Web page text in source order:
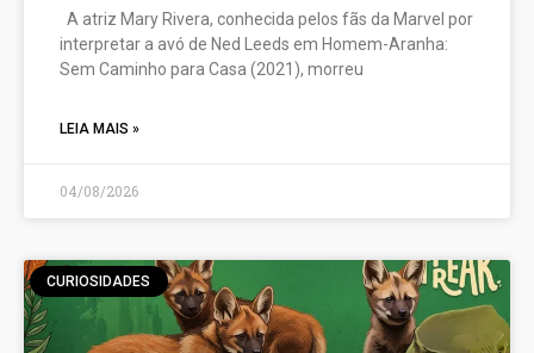
A atriz Mary Rivera, conhecida pelos fãs da Marvel por
interpretar a avó de Ned Leeds em Homem-Aranha:
Sem Caminho para Casa (2021), morreu
LEIA MAIS »
04/08/2026
CURIOSIDADES